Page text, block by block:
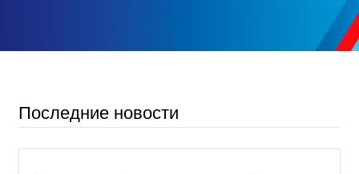
Последние новости